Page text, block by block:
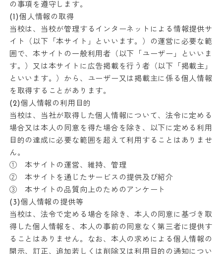
の事項を遵守します。
(1)個人情報の取得
当校は、当校が管理するインターネットによる情報提供サ
イト（以下「本サイト」といいます。）の運営に必要な範
囲で、本サイトの一般利用者（以下「ユーザー」といいま
す。）又は本サイトに広告掲載を行う者（以下「掲載主」
といいます。）から、ユーザー又は掲載主に係る個人情報
を取得することがあります。
(2)個人情報の利用目的
当校は、当社が取得した個人情報について、法令に定める
場合又は本人の同意を得た場合を除き、以下に定める利用
目的の達成に必要な範囲を超えて利用することはありませ
ん。
① 本サイトの運営、維持、管理
② 本サイトを通じたサービスの提供及び紹介
③ 本サイトの品質向上のためのアンケート
(3)個人情報の提供等
当校は、法令で定める場合を除き、本人の同意に基づき取
得した個人情報を、本人の事前の同意なく第三者に提供す
ることはありません。なお、本人の求めによる個人情報の
開示、訂正、追加若しくは削除又は利用目的の通知につい